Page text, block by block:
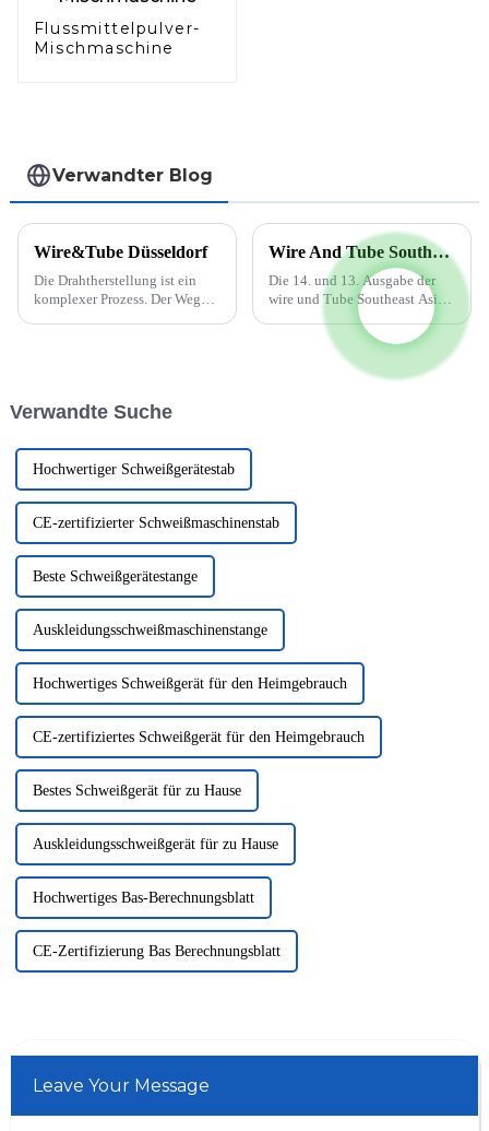
Flussmittelpulver-
Mischmaschine
Verwandter Blog
Wire&Tube Düsseldorf
Die Drahtherstellung ist ein
komplexer Prozess. Der Weg
seinen Zieldurchmesser
Wire And Tube Southeast Asia findet vom 5. bis 7. Oktober 2022 statt
Die 14. und 13. Ausgabe der
wire und Tube Southeast Asia
wird auf den späteren Teil des
Jahres 2022 verschoben, wenn
die beiden parallel
stattfindenden Messen vom 5.
Verwandte Suche
Hochwertiger Schweißgerätestab
CE-zertifizierter Schweißmaschinenstab
Beste Schweißgerätestange
Auskleidungsschweißmaschinenstange
Hochwertiges Schweißgerät für den Heimgebrauch
CE-zertifiziertes Schweißgerät für den Heimgebrauch
Bestes Schweißgerät für zu Hause
Auskleidungsschweißgerät für zu Hause
Hochwertiges Bas-Berechnungsblatt
CE-Zertifizierung Bas Berechnungsblatt
Leave Your Message